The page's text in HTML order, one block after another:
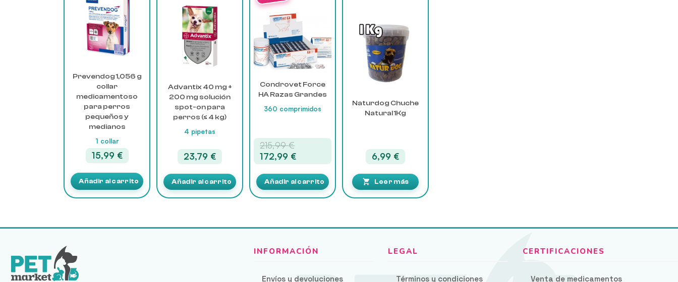
Prevendog 1,056 g
collar
medicamentoso
para perros
pequeños y
medianos
1 collar
15,99 €
Añadir al carrito
Advantix 40 mg +
200 mg solución
spot-on para
perros (≤ 4 kg)
4 pipetas
23,79 €
Añadir al carrito
Condrovet Force
HA Razas Grandes
360 comprimidos
215,99€El
precio
original
era:
215,99 €.
172,99 €El
precio
actual
es:
172,99 €.
Añadir al carrito
Naturdog Chuche
Natural 1Kg
6,99 €
Leer más
Envíos y devoluciones Términos y condiciones Venta de medicamentos